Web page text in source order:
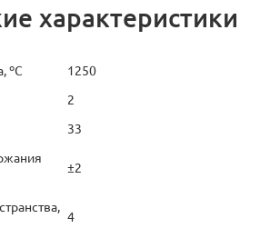
характеристики
ºС
1250
2
33
±2
4